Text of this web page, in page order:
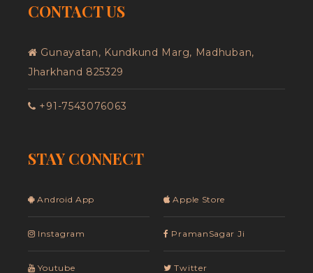
CONTACT US
Gunayatan, Kundkund Marg, Madhuban,
Jharkhand 825329
+91-7543076063
STAY CONNECT
Android App
Instagram
Youtube
Apple Store
PramanSagar Ji
Twitter